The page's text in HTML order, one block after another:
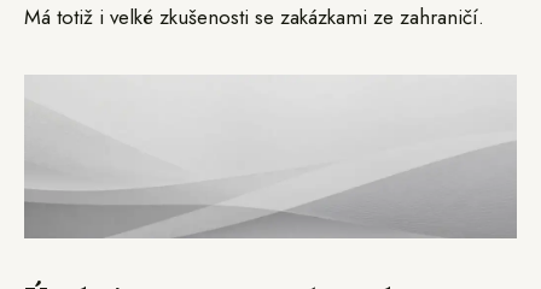
Má totiž i velké zkušenosti se zakázkami ze zahraničí.